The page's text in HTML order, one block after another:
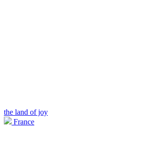
the land of joy
France